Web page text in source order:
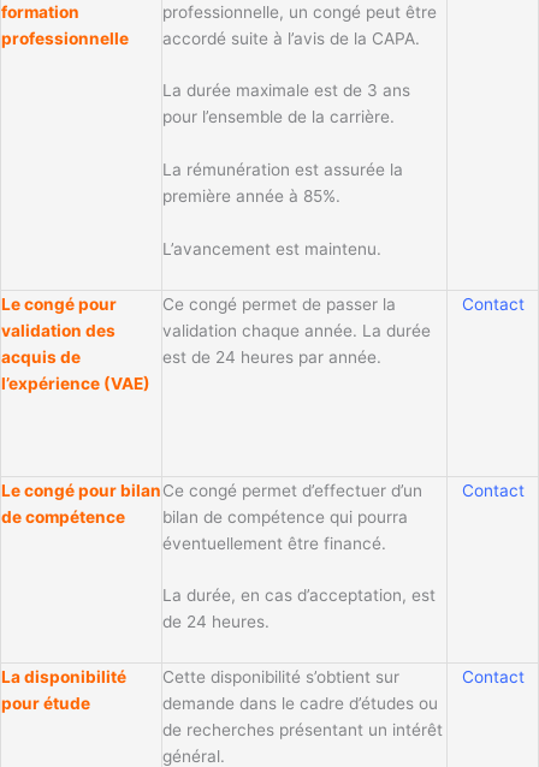
formation
professionnelle
professionnelle, un congé peut être
accordé suite à l’avis de la CAPA.
La durée maximale est de 3 ans
pour l’ensemble de la carrière.
La rémunération est assurée la
première année à 85%.
L’avancement est maintenu.
Le congé pour
validation des
acquis de
l’expérience (VAE)
Ce congé permet de passer la
validation chaque année. La durée
est de 24 heures par année.
Contact
Le congé pour bilan
de compétence
Ce congé permet d’effectuer d’un
bilan de compétence qui pourra
éventuellement être financé.
La durée, en cas d’acceptation, est
de 24 heures.
Contact
La disponibilité
pour étude
Cette disponibilité s’obtient sur
demande dans le cadre d’études ou
de recherches présentant un intérêt
général.
Contact